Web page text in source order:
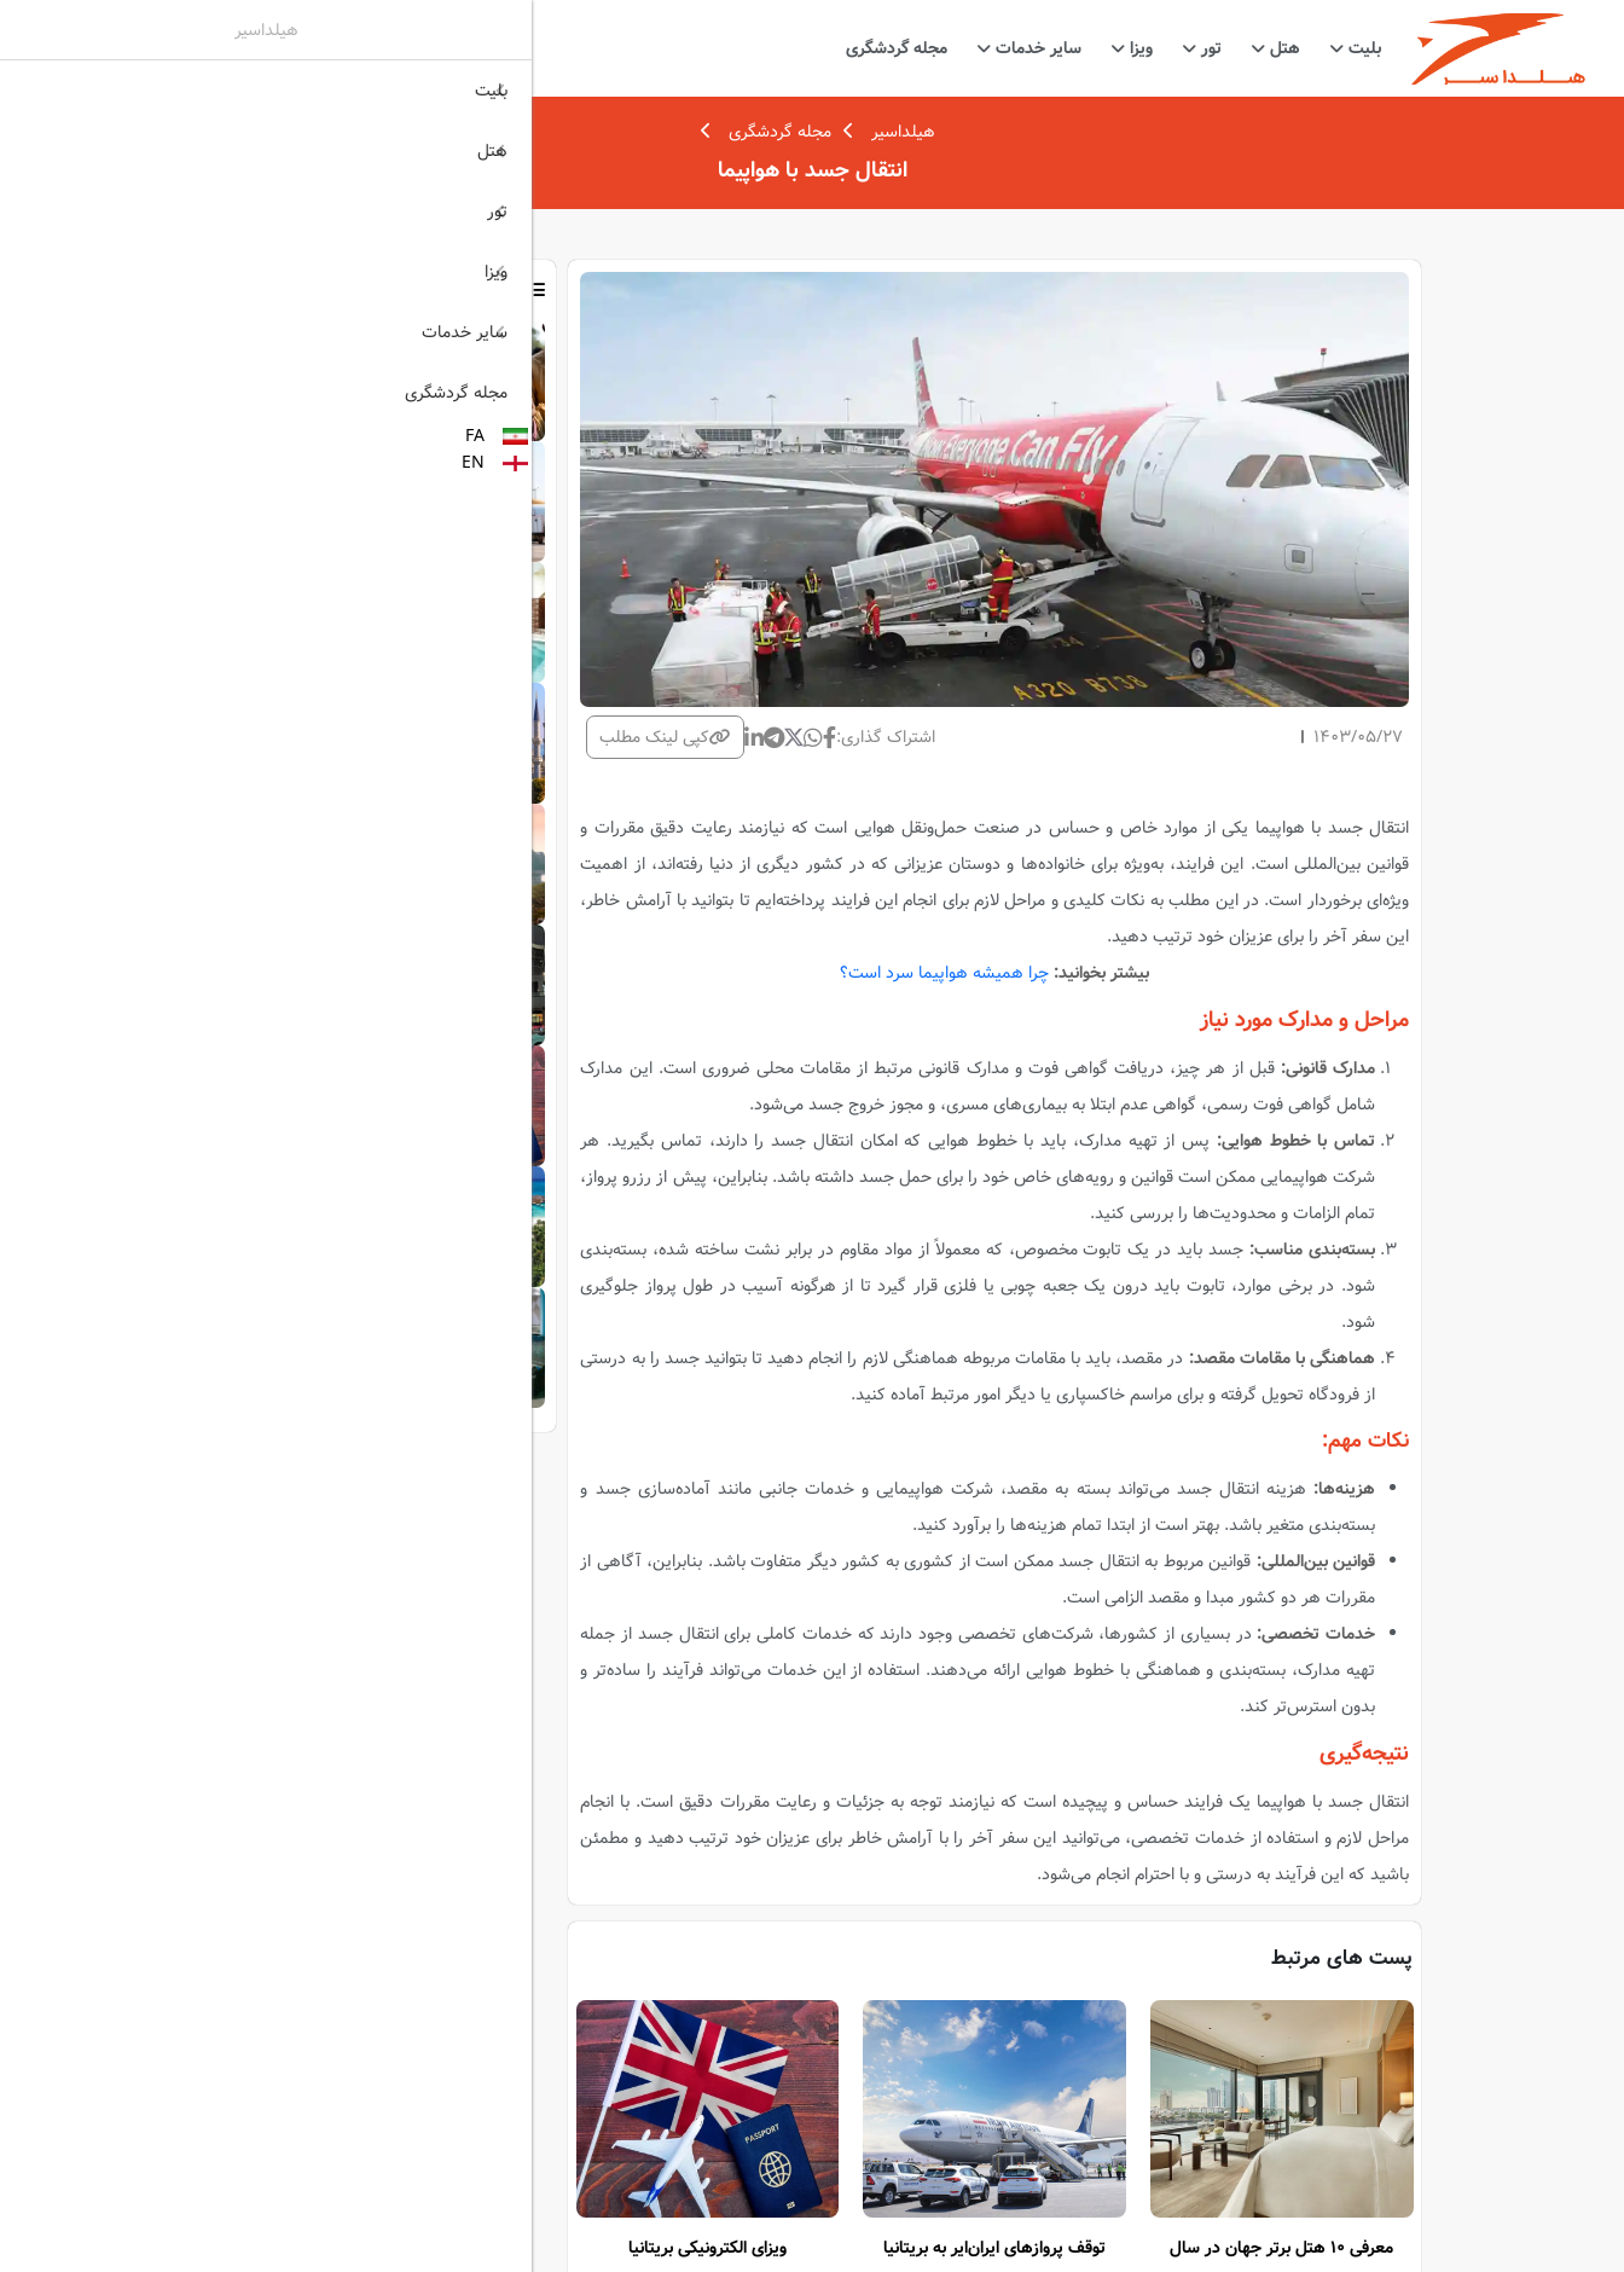
بلیت هتل تور ویزا سایر خدمات مجله گردشگری
هیلداسیر مجله گردشگری
انتقال جسد با هواپیما
1403/05/27 اشتراک گذاری: کپی لینک مطلب
انتقال جسد با هواپیما یکی از موارد خاص و حساس در صنعت حمل‌ونقل هوایی است که نیازمند رعایت دقیق مقررات و
قوانین بین‌المللی است. این فرایند، به‌ویژه برای خانواده‌ها و دوستان عزیزانی که در کشور دیگری از دنیا رفته‌اند، از اهمیت
ویژه‌ای برخوردار است. در این مطلب به نکات کلیدی و مراحل لازم برای انجام این فرایند پرداخته‌ایم تا بتوانید با آرامش خاطر،
این سفر آخر را برای عزیزان خود ترتیب دهید.
بیشتر بخوانید: چرا همیشه هواپیما سرد است؟
مراحل و مدارک مورد نیاز
مدارک قانونی: قبل از هر چیز، دریافت گواهی فوت و مدارک قانونی مرتبط از مقامات محلی ضروری است. این مدارک
شامل گواهی فوت رسمی، گواهی عدم ابتلا به بیماری‌های مسری، و مجوز خروج جسد می‌شود.
تماس با خطوط هوایی: پس از تهیه مدارک، باید با خطوط هوایی که امکان انتقال جسد را دارند، تماس بگیرید. هر
شرکت هواپیمایی ممکن است قوانین و رویه‌های خاص خود را برای حمل جسد داشته باشد. بنابراین، پیش از رزرو پرواز،
تمام الزامات و محدودیت‌ها را بررسی کنید.
بسته‌بندی مناسب: جسد باید در یک تابوت مخصوص، که معمولاً از مواد مقاوم در برابر نشت ساخته شده، بسته‌بندی
شود. در برخی موارد، تابوت باید درون یک جعبه چوبی یا فلزی قرار گیرد تا از هرگونه آسیب در طول پرواز جلوگیری
شود.
هماهنگی با مقامات مقصد: در مقصد، باید با مقامات مربوطه هماهنگی لازم را انجام دهید تا بتوانید جسد را به درستی
از فرودگاه تحویل گرفته و برای مراسم خاکسپاری یا دیگر امور مرتبط آماده کنید.
نکات مهم:
هزینه‌ها: هزینه انتقال جسد می‌تواند بسته به مقصد، شرکت هواپیمایی و خدمات جانبی مانند آماده‌سازی جسد و
بسته‌بندی متغیر باشد. بهتر است از ابتدا تمام هزینه‌ها را برآورد کنید.
قوانین بین‌المللی: قوانین مربوط به انتقال جسد ممکن است از کشوری به کشور دیگر متفاوت باشد. بنابراین، آگاهی از
مقررات هر دو کشور مبدا و مقصد الزامی است.
خدمات تخصصی: در بسیاری از کشورها، شرکت‌های تخصصی وجود دارند که خدمات کاملی برای انتقال جسد از جمله
تهیه مدارک، بسته‌بندی و هماهنگی با خطوط هوایی ارائه می‌دهند. استفاده از این خدمات می‌تواند فرآیند را ساده‌تر و
بدون استرس‌تر کند.
نتیجه‌گیری
انتقال جسد با هواپیما یک فرایند حساس و پیچیده است که نیازمند توجه به جزئیات و رعایت مقررات دقیق است. با انجام
مراحل لازم و استفاده از خدمات تخصصی، می‌توانید این سفر آخر را با آرامش خاطر برای عزیزان خود ترتیب دهید و مطمئن
باشید که این فرآیند به درستی و با احترام انجام می‌شود.
پست های مرتبط
معرفی ۱۰ هتل برتر جهان در سال
توقف پروازهای ایران‌ایر به بریتانیا ویزای الکترونیکی بریتانیا
سایر مطالب
ایرانیان
هیلداسیر
بلیت
هتل
تور
ویزا
سایر خدمات
مجله گردشگری
FA
EN